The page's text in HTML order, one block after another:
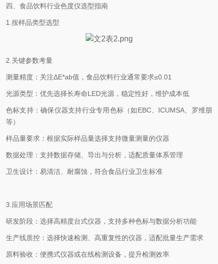
四、食品饮料行业色度仪选型指南
1. 按样品类型选型
2. 关键参数考量
测量精度：关注ΔE*ab值，食品饮料行业通常要求≤0.01
光源类型：优先选择长寿命LED光源，稳定性好，维护成本低
色标支持：确保仪器支持行业专用色标（如EBC、 ICUMSA 、罗维朋
等）
样品量要求：根据实际样品量选择支持微量测量的仪器
数据处理：支持数据存储、导出与分析，适配质量体系管理
卫生设计：易清洁、耐腐蚀，符合食品行业卫生标准
3. 应用场景匹配
研发阶段：选择高精度台式仪器，支持多种色标与数据分析功能
生产线质控：选择快速检测、高重复性的仪器，适配批量生产需求
原料验收：便携式仪器或在线检测设备，提升检测效率